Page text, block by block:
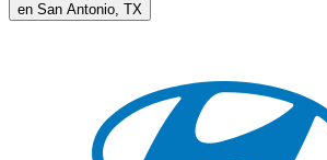
en San Antonio, TX